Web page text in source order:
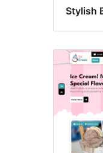
Stylish